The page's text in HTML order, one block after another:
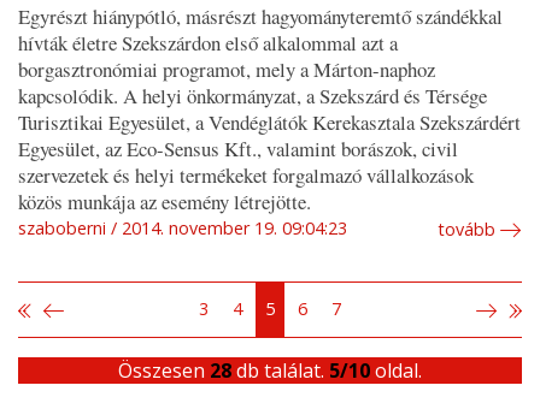
Egyrészt hiánypótló, másrészt hagyományteremtő szándékkal
hívták életre Szekszárdon első alkalommal azt a
borgasztronómiai programot, mely a Márton-naphoz
kapcsolódik. A helyi önkormányzat, a Szekszárd és Térsége
Turisztikai Egyesület, a Vendéglátók Kerekasztala Szekszárdért
Egyesület, az Eco-Sensus Kft., valamint borászok, civil
szervezetek és helyi termékeket forgalmazó vállalkozások
közös munkája az esemény létrejötte.
szaboberni 2014. november 19. 09:04:23 tovább
3 4 5 6 7
Összesen 28db találat. 5/10oldal.